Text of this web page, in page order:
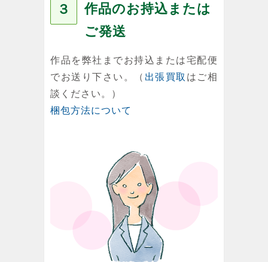
３
作品のお持込または
ご発送
作品を弊社までお持込または宅配便
でお送り下さい。（ 出張買取 はご相
談ください。）
梱包方法について